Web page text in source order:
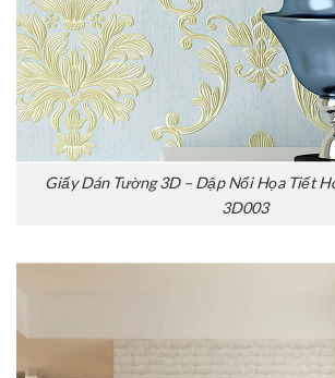
Giấy Dán Tường 3D – Dập Nổi Họa Tiết
3D003